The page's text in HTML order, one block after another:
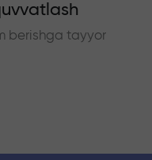
berishga tayyor